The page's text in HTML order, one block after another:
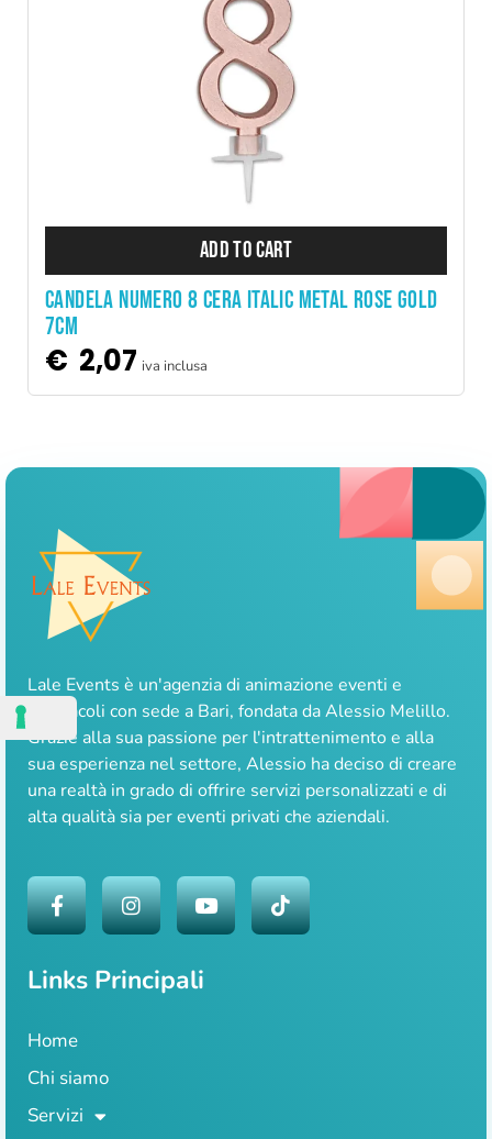
ADD TO CART
CANDELA NUMERO 8 CERA ITALIC METAL ROSE GOLD
7CM
€ 2,07 iva inclusa
Lale Events è un'agenzia di animazione eventi e
spettacoli con sede a Bari, fondata da Alessio Melillo.
Grazie alla sua passione per l'intrattenimento e alla
sua esperienza nel settore, Alessio ha deciso di creare
una realtà in grado di offrire servizi personalizzati e di
alta qualità sia per eventi privati che aziendali.
Links Principali
Home
Chi siamo
Servizi